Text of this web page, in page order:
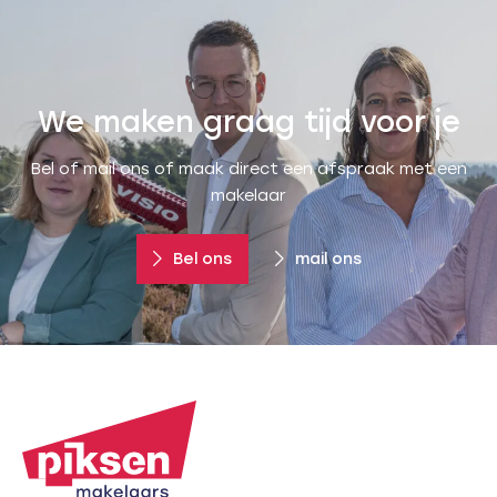
We maken graag tijd voor je
Bel of mail ons of maak direct een afspraak met een
makelaar
Bel ons mail ons